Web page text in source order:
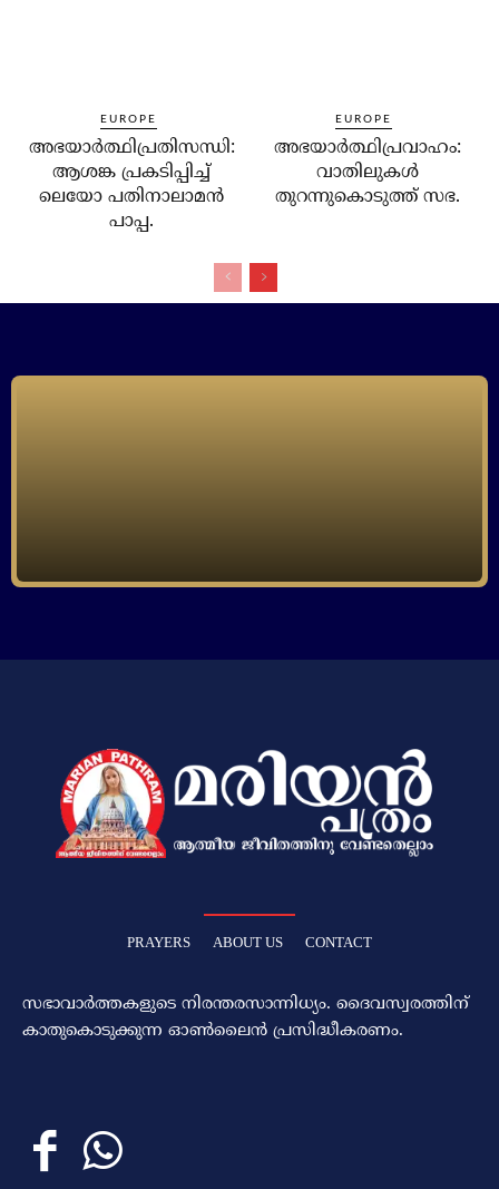
EUROPE
അഭയാര്‍ത്ഥിപ്രതിസന്ധി:
ആശങ്ക പ്രകടിപ്പിച്ച്
ലെയോ പതിനാലാമന്‍
പാപ്പ.
EUROPE
അഭയാര്‍ത്ഥിപ്രവാഹം:
വാതിലുകള്‍
തുറന്നുകൊടുത്ത് സഭ.
PRAYERS ABOUT US CONTACT
സഭാവാര്‍ത്തകളുടെ നിരന്തരസാന്നിധ്യം. ദൈവസ്വരത്തിന്‌
കാതുകൊടുക്കുന്ന ഓണ്‍ലൈന്‍ പ്രസിദ്ധീകരണം.